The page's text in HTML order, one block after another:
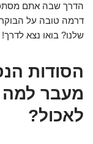
הדרך שבה אתם
דרמה טובה על
שלנו? בואו נצא לדרך!
הסודות
מעבר
לאכול?